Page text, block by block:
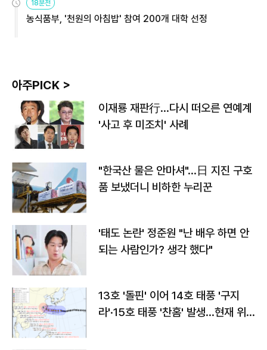
18분전
농식품부, '천원의 아침밥' 참여 200개 대학 선정
아주PICK >
이재룡 재판行…다시 떠오른 연예계
'사고 후 미조치' 사례
"한국산 물은 안마셔"…日 지진 구호
품 보냈더니 비하한 누리꾼
'태도 논란' 정준원 "난 배우 하면 안
되는 사람인가? 생각 했다"
13호 '돌핀' 이어 14호 태풍 '구지
라'·15호 태풍 '찬홈' 발생…현재 위